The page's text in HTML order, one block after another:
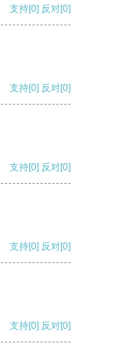
支持[0] 反对[0]
支持[0] 反对[0]
支持[0] 反对[0]
支持[0] 反对[0]
支持[0] 反对[0]